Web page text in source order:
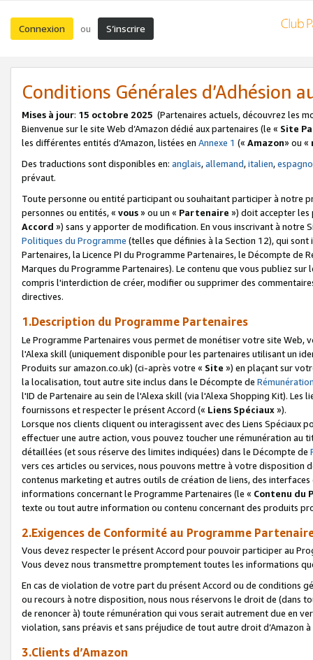
Connexion ou S’inscrire
Conditions Générales d’Adhésion
Mises à jour: 15 octobre 2025 (Partenaires actuels, découvrez les
Bienvenue sur le site Web d’Amazon dédié aux partenaires (le « Site
les différentes entités d’Amazon, listées en Annexe 1 (« Amazon» ou «
Des traductions sont disponibles en: anglais,allemand,italien,
prévaut.
Toute personne ou entité participant ou souhaitant participer à notre
personnes ou entités, « vous» ou un « Partenaire ») doit accepter les
Accord ») sans y apporter de modification. En vous inscrivant à notre
Politiques du Programme (telles que définies à la Section 12), qui
Partenaires, la Licence PI du Programme Partenaires, le Décompte de
Marques du Programme Partenaires). Le contenu que vous publiez
compris l'interdiction de créer, modifier ou supprimer des
directives.
1.Description du Programme Partenaires
Le Programme Partenaires vous permet de monétiser votre site Web,
l'Alexa skill (uniquement disponible pour les partenaires utilisant un
Produits sur amazon.co.uk) (ci-après votre « Site ») en plaçant sur
la localisation, tout autre site inclus dans le Décompte de
l'ID de Partenaire au sein de l'Alexa skill (via l'Alexa Shopping Kit).
fournissons et respecter le présent Accord (« Liens Spéciaux»).
Lorsque nos clients cliquent ou interagissent avec des Liens Spéciaux
effectuer une autre action, vous pouvez toucher une rémunération
détaillées (et sous réserve des limites indiquées) dans le Décompte de
vers ces articles ou services, nous pouvons mettre à votre disposition
contenus marketing et autres outils de création de liens, des
informations concernant le Programme Partenaires (le « Contenu du
texte ou tout autre information ou contenu concernant des produits
2.Exigences de Conformité au Programme
Vous devez respecter le présent Accord pour pouvoir participer au
Vous devez nous transmettre promptement toutes les informations
En cas de violation de votre part du présent Accord ou de conditions
ou recours à notre disposition, nous nous réservons le droit de (dans
de renoncer à) toute rémunération qui vous serait autrement due en
violation, sans préavis et sans préjudice de tout autre droit
3.Clients d’Amazon